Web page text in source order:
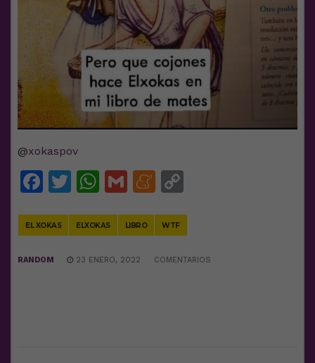
@xokaspov
Facebook
Twitter
WhatsApp
GmailMeneame
EL XOKAS ELXOKAS LIBRO WTF
RANDOM 23 ENERO, 2022 COMENTARIOS